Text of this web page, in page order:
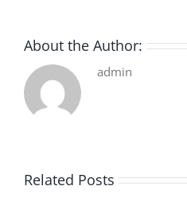
About the Author:
admin
Related Posts